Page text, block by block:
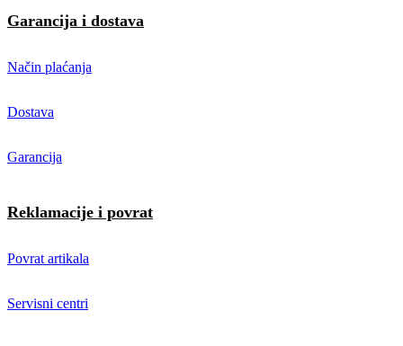
Garancija i dostava
Način plaćanja
Dostava
Garancija
Reklamacije i povrat
Povrat artikala
Servisni centri